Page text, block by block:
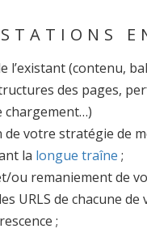
l’existant (contenu,
des pages,
chargement…)
de votre stratégie de
la longue traîne ;
ou remaniement de
URLS de chacune de
;